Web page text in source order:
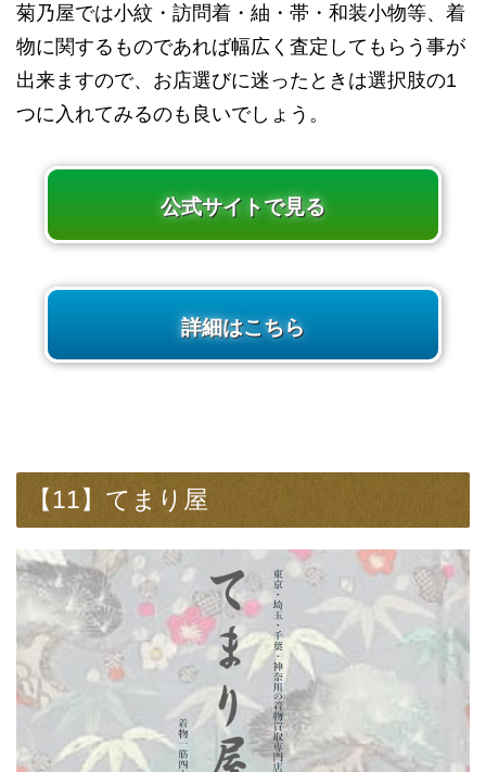
菊乃屋では小紋・訪問着・紬・帯・和装小物等、着
物に関するものであれば幅広く査定してもらう事が
出来ますので、お店選びに迷ったときは選択肢の1
つに入れてみるのも良いでしょう。
公式サイトで見る
詳細はこちら
【11】てまり屋